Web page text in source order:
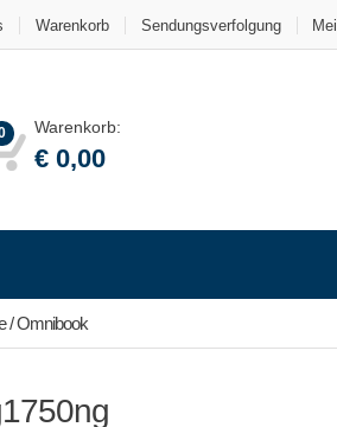
Warenkorb Sendungsverfolgung
Warenkorb:
€ 0,00
/ Omnibook